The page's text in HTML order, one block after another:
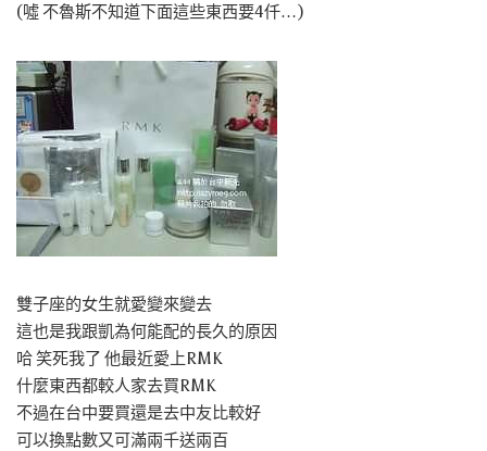
(噓 不魯斯不知道下面這些東西要4仟…)
雙子座的女生就愛變來變去
這也是我跟凱為何能配的長久的原因
哈 笑死我了 他最近愛上RMK
什麼東西都較人家去買RMK
不過在台中要買還是去中友比較好
可以換點數又可滿兩千送兩百